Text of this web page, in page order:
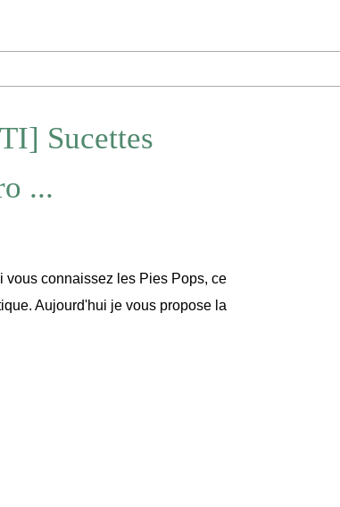
Sucettes
...
vous connaissez les Pies Pops, ce
Aujourd'hui je vous propose la